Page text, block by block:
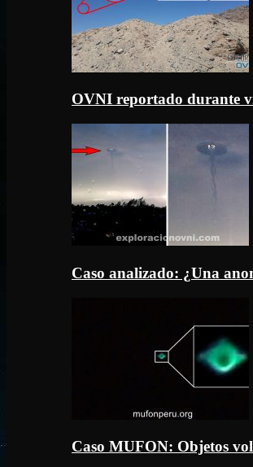
OVNI reportado durante
Caso analizado: ¿Una
Caso MUFON: Objetos